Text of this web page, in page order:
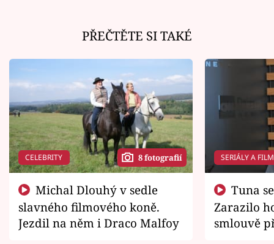
PŘEČTĚTE SI TAKÉ
CELEBRITY 8 fotografií
slavného filmového koně.
Jezdil na něm i Draco Malfoy
SERIÁLY A
Zarazilo
smlouvě